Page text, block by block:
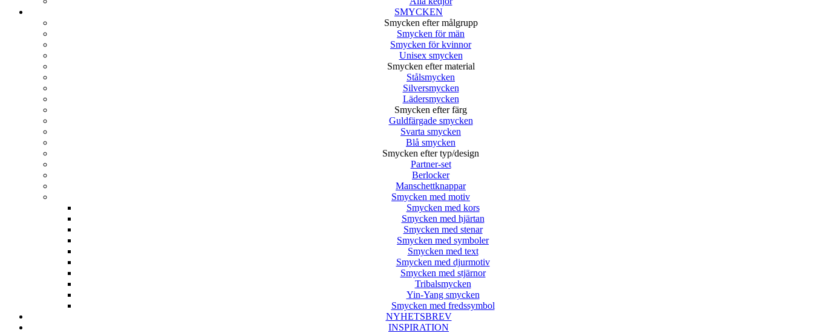
SMYCKEN
Smycken efter målgrupp
Smycken för män
Smycken för kvinnor
Unisex smycken
Smycken efter material
Stålsmycken
Silversmycken
Lädersmycken
Smycken efter färg
Guldfärgade smycken
Svarta smycken
Blå smycken
Smycken efter typ/design
Partner-set
Berlocker
Manschettknappar
Smycken med motiv
Smycken med kors
Smycken med hjärtan
Smycken med stenar
Smycken med symboler
Smycken med text
Smycken med djurmotiv
Smycken med stjärnor
Tribalsmycken
Yin-Yang smycken
Smycken med fredssymbol
NYHETSBREV
INSPIRATION